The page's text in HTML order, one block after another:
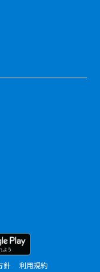
針
利用規約